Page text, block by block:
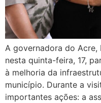
A governadora do Acre,
nesta quinta-feira, 17,
à melhoria da
município. Durante a
importantes ações: a